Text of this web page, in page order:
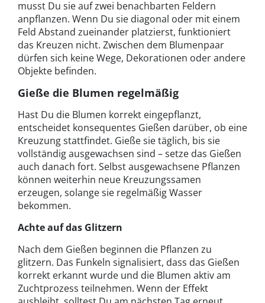
musst Du sie auf zwei benachbarten Feldern
anpflanzen. Wenn Du sie diagonal oder mit einem
Feld Abstand zueinander platzierst, funktioniert
das Kreuzen nicht. Zwischen dem Blumenpaar
dürfen sich keine Wege, Dekorationen oder andere
Objekte befinden.
Gieße die Blumen regelmäßig
Hast Du die Blumen korrekt eingepflanzt,
entscheidet konsequentes Gießen darüber, ob eine
Kreuzung stattfindet. Gieße sie täglich, bis sie
vollständig ausgewachsen sind – setze das Gießen
auch danach fort. Selbst ausgewachsene Pflanzen
können weiterhin neue Kreuzungssamen
erzeugen, solange sie regelmäßig Wasser
bekommen.
Achte auf das Glitzern
Nach dem Gießen beginnen die Pflanzen zu
glitzern. Das Funkeln signalisiert, dass das Gießen
korrekt erkannt wurde und die Blumen aktiv am
Zuchtprozess teilnehmen. Wenn der Effekt